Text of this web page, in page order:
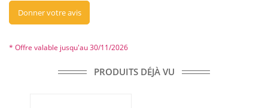
Donner votre avis
* Offre valable jusqu'au 30/11/2026
PRODUITS DÉJÀ VU